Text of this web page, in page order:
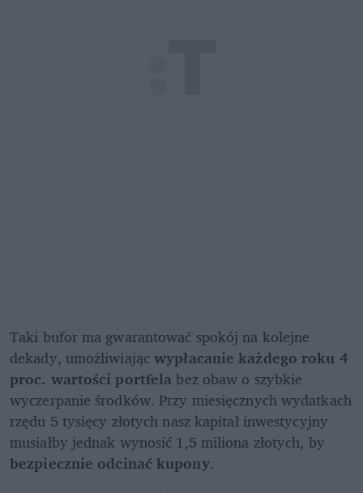
Taki bufor ma gwarantować spokój na kolejne
dekady, umożliwiając wypłacanie każdego roku 4
proc. wartości portfela bez obaw o szybkie
wyczerpanie środków. Przy miesięcznych wydatkach
rzędu 5 tysięcy złotych nasz kapitał inwestycyjny
bezpiecznie odcinać kupony.